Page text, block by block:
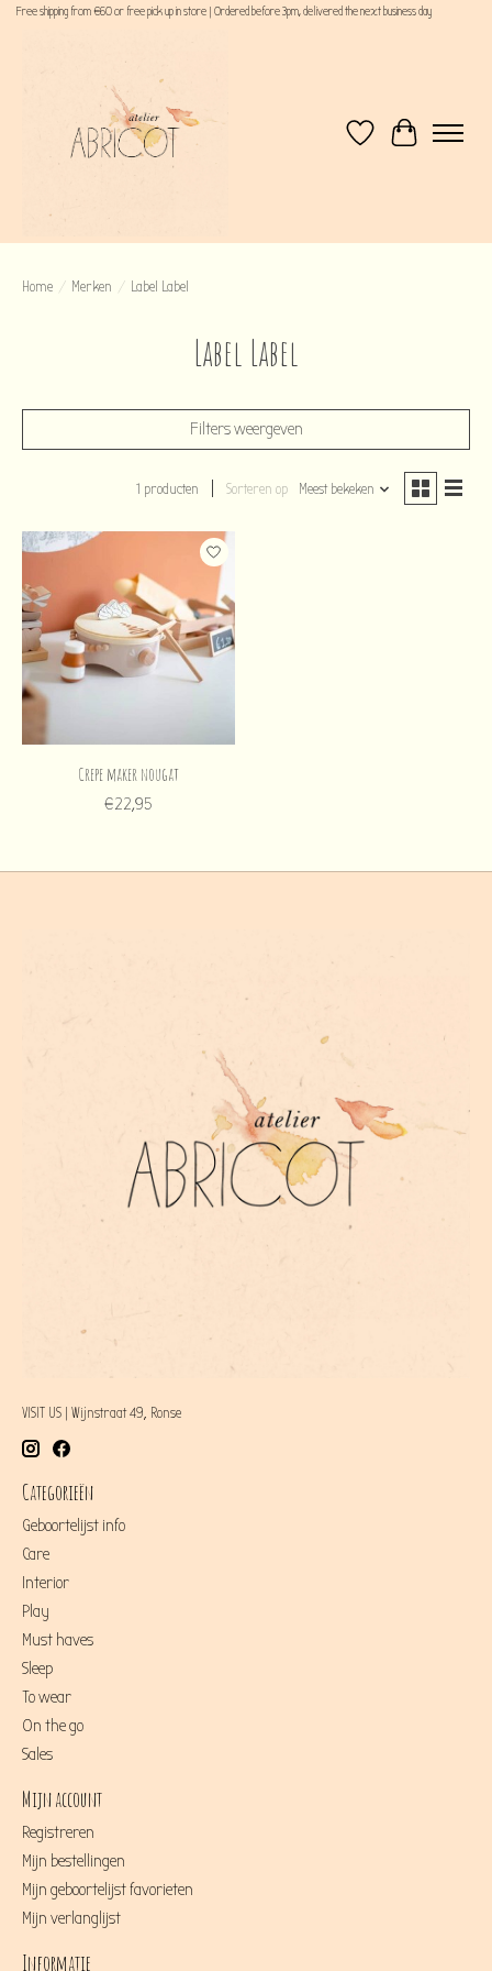
Free shipping from €60 or free pick up in store | Ordered before 3pm, delivered the next business day
VerlanglijstWinkelwagen
Home / Merken / Label Label
Label Label
Filters weergeven
1 producten Sorteren op Meest bekeken
Crepe maker nougat
€22,95
VISIT US | Wijnstraat 49, Ronse
Categorieën
Geboortelijst info
Care
Interior
Play
Must haves
Sleep
To wear
On the go
Sales
Mijn account
Registreren
Mijn bestellingen
Mijn geboortelijst favorieten
Mijn verlanglijst
Informatie